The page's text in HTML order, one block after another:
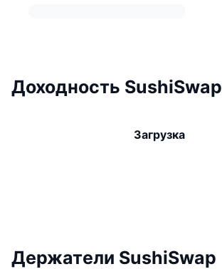
Доходность SushiSwap
Загрузка
Держатели SushiSwap